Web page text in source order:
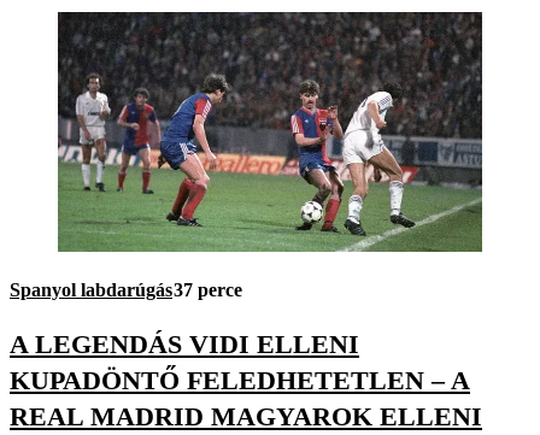
Spanyol labdarúgás37 perce
A LEGENDÁS VIDI ELLENI
KUPADÖNTŐ FELEDHETETLEN – A
REAL MADRID MAGYAROK ELLENI